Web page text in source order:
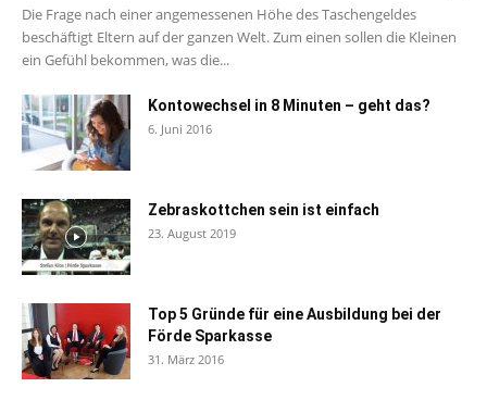
Die Frage nach einer angemessenen Höhe des Taschengeldes
beschäftigt Eltern auf der ganzen Welt. Zum einen sollen die Kleinen
ein Gefühl bekommen, was die...
Kontowechsel in 8 Minuten – geht das?
6. Juni 2016
Zebraskottchen sein ist einfach
23. August 2019
Top 5 Gründe für eine Ausbildung bei der
Förde Sparkasse
31. März 2016